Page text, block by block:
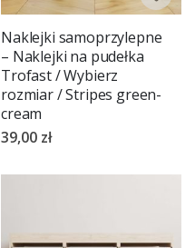
Naklejki samoprzylepne
– Naklejki na pudełka
Trofast / Wybierz
rozmiar / Stripes green-
cream
39,00 zł